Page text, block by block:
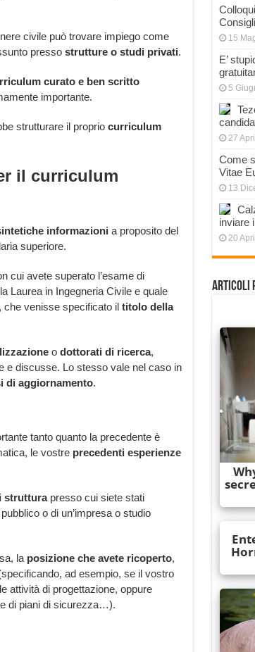
civile può trovare impiego come
presso strutture o studi privati.
curato e ben scritto
importante.
strutturare il proprio curriculum
il curriculum
informazioni a proposito del
superiore.
cui avete superato l’esame di
Laurea in Ingegneria Civile e quale
venisse specificato il titolo della
o dottorati di ricerca,
e discusse. Lo stesso vale nel caso in
di aggiornamento.
tanto quanto la precedente è
le vostre precedenti esperienze
strutturapresso cui siete stati
o di un’impresa o studio
la posizione che avete ricoperto,
ad esempio, se il vostro
attività di progettazione, oppure
di piani di sicurezza…).
15
E’
5
27
Come
Vitae
13
inviare
20
Articoli